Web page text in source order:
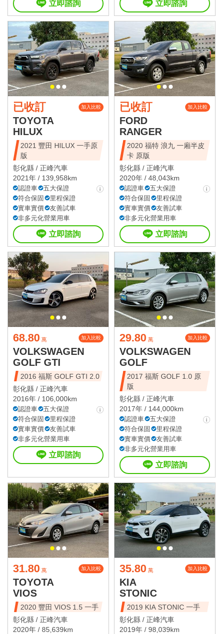
立即諮詢 立即諮詢
已收訂 加入比較
TOYOTA
HILUX
2021 豐田 HILUX 一手原
版
彰化縣 / 正峰汽車
2021年 / 139,958km
認證車
五大保證
符合保固
里程保證
實車實價
友善試車
非多元化營業用車
立即諮詢
已收訂 加入比較
FORD
RANGER
2020 福特 浪九 一廂半皮
卡 原版
彰化縣 / 正峰汽車
2020年 / 48,043km
認證車
五大保證
符合保固
里程保證
實車實價
友善試車
非多元化營業用車
立即諮詢
68.80 萬 加入比較
VOLKSWAGEN
GOLF GTI
2016 福斯 GOLF GTI 2.0
彰化縣 / 正峰汽車
2016年 / 106,000km
認證車
五大保證
符合保固
里程保證
實車實價
友善試車
非多元化營業用車
立即諮詢
29.80 萬 加入比較
VOLKSWAGEN
GOLF
2017 福斯 GOLF 1.0 原
版
彰化縣 / 正峰汽車
2017年 / 144,000km
認證車
五大保證
符合保固
里程保證
實車實價
友善試車
非多元化營業用車
立即諮詢
31.80 萬 加入比較
TOYOTA
VIOS
2020 豐田 VIOS 1.5 一手
彰化縣 / 正峰汽車
2020年 / 85,639km
35.80 萬 加入比較
KIA
STONIC
2019 KIA STONIC 一手
彰化縣 / 正峰汽車
2019年 / 98,039km